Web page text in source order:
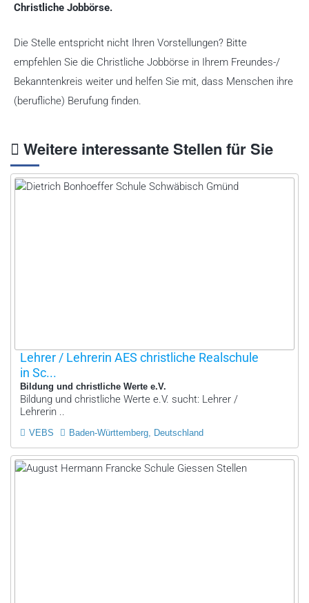
Christliche Jobbörse.
Die Stelle entspricht nicht Ihren Vorstellungen? Bitte
empfehlen Sie die Christliche Jobbörse in Ihrem Freundes-/
Bekanntenkreis weiter und helfen Sie mit, dass Menschen ihre
(berufliche) Berufung finden.
Weitere interessante Stellen für Sie
Lehrer / Lehrerin AES christliche Realschule
in Sc...
Bildung und christliche Werte e.V.
Bildung und christliche Werte e.V. sucht: Lehrer /
Lehrerin ..
VEBS Baden-Württemberg, Deutschland